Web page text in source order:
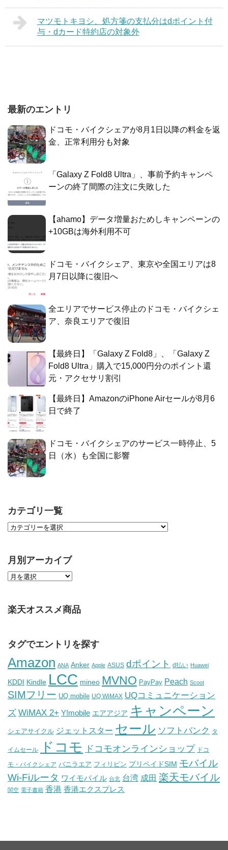
マツモトキヨシ、処方箋の支払分はdポイント付
与・dカード特約店の対象外
最新のエントリ
ドコモ・バイクシェアが8月1日以降の料金を返
金、正常利用分も対象
「Galaxy Z Fold8 Ultra」、事前予約キャンペ
ーンの終了間際の注文に失敗した
【ahamo】データ増量おためしキャンペーンの
+10GBは海外利用不可
ドコモ・バイクシェア、東京や全国エリアは8
月7日以降に復旧へ
全エリアでサービス停止のドコモ・バイクシェ
ア、奈良エリアで復旧
【最終日】「Galaxy Z Fold8」、「Galaxy Z
Fold8 Ultra」購入で15,000円分のポイント還
元・アクセサリ割引
【最終日】AmazonのiPhone Airセールが8月6
日で終了
ドコモ・バイクシェアのサービス一時停止、5
日（水）も全国に影響
カテゴリ一覧
月別アーカイブ
楽天オススメ商品
タグでエントリを探す
Amazon ANA Anker Apple ASUS dポイント d払い Huawei
KDDI Kindle LCC mineo MVNO PayPay Peach Scoot
SIMフリー UQ mobile UQ WiMAX UQコミュニケーション
ズ WiMAX 2+ Y!mobile エアアジア キャンペーン
シェアサイクル ジェットスター セール ソフトバンク タ
イムセール ドコモ ドコモオンラインショップ ドコ
モ・バイクシェア バニラエア フィリピン プリペイドSIM モバイル
Wi-Fiルータ ワイモバイル 台北 台湾 成田 楽天モバイル
関空 電子書籍 香港 香港エクスプレス